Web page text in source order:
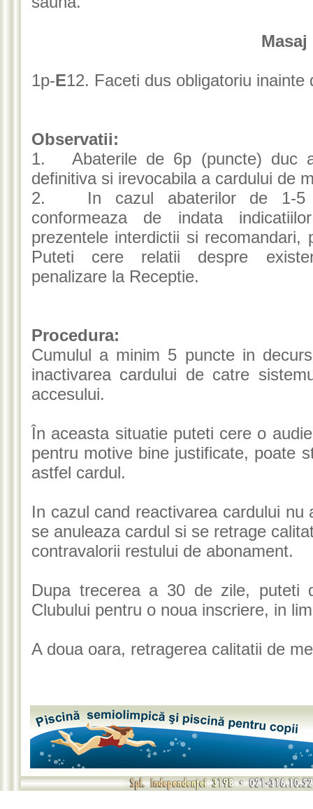
Masaj
1p-E12. Faceti dus obligatoriu inainte
Observatii:
1. Abaterile de 6p (puncte) duc
definitiva si irevocabila a cardului de
2. In cazul abaterilor de 1-5
conformeaza de indata
prezentele interdictii si
Puteti cere relatii despre
penalizare la Receptie.
Procedura:
Cumulul a minim 5 puncte in
inactivarea cardului de catre
accesului.
În aceasta situatie puteti cere o
pentru motive bine justificate, poate
astfel cardul.
In cazul cand reactivarea cardului
se anuleaza cardul si se retrage
contravalorii restului de abonament.
Dupa trecerea a 30 de zile, puteti
Clubului pentru o noua inscriere, in
A doua oara, retragerea calitatii de